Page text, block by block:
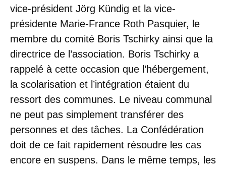
vice-président Jörg Kündig et la vice-
présidente Marie-France Roth Pasquier, le
membre du comité Boris Tschirky ainsi que la
directrice de l’association. Boris Tschirky a
rappelé à cette occasion que l’hébergement,
la scolarisation et l’intégration étaient du
ressort des communes. Le niveau communal
ne peut pas simplement transférer des
personnes et des tâches. La Confédération
doit de ce fait rapidement résoudre les cas
encore en suspens. Dans le même temps, les